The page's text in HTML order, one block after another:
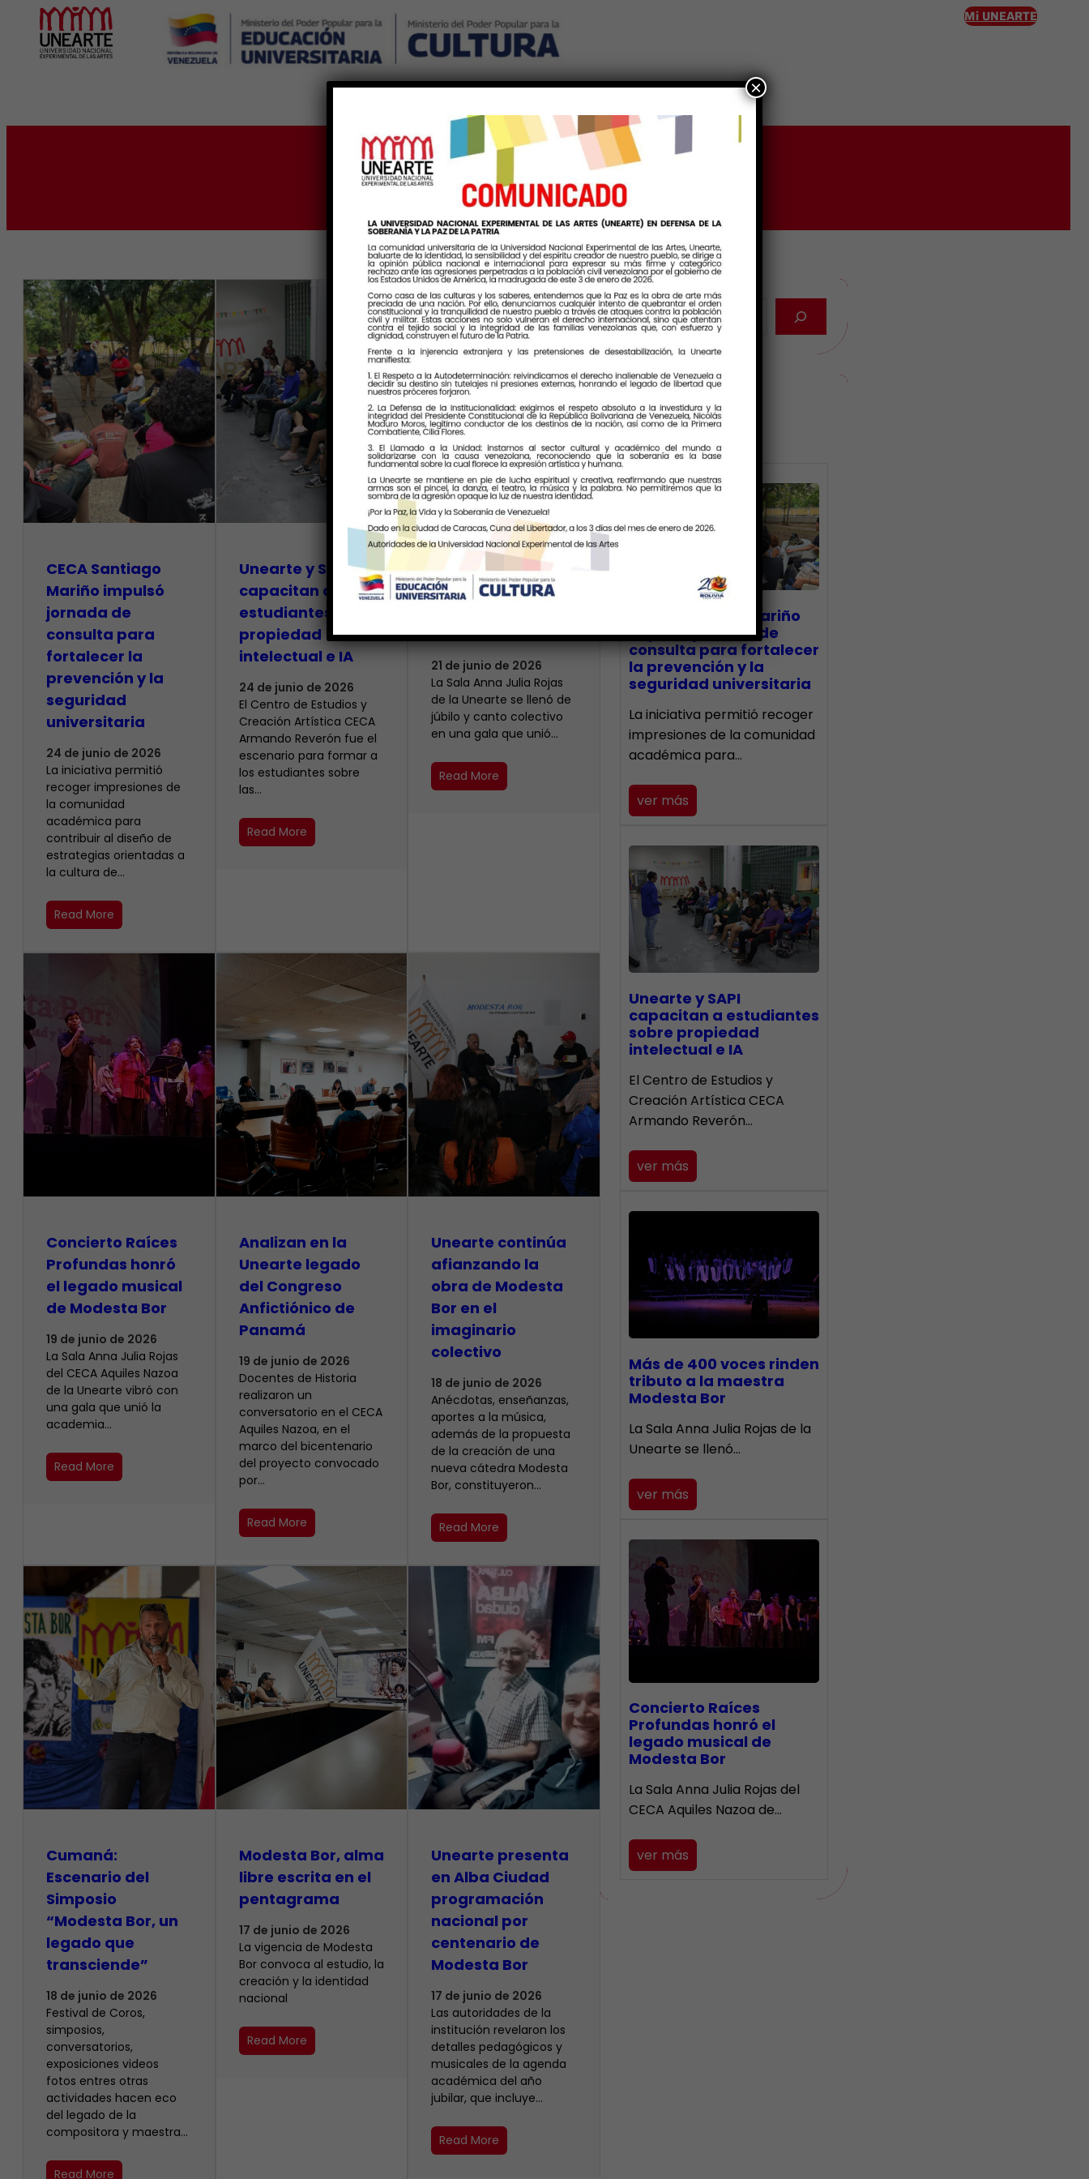
Mi UNEARTE
Ingreso
Etiqueta:MundoArtistico
CECA Santiago
Mariño impulsó
jornada de
consulta para
fortalecer la
prevención y la
seguridad
universitaria
24 de junio de 2026
La iniciativa permitió
recoger impresiones de
la comunidad
académica para
contribuir al diseño de
estrategias orientadas a
la cultura de…
Read More
Unearte y SAPI
capacitan a
estudiantes sobre
propiedad
intelectual e IA
24 de junio de 2026
El Centro de Estudios y
Creación Artística CECA
Armando Reverón fue el
escenario para formar a
los estudiantes sobre
las…
Read More
Más de 400 voces
rinden tributo a la
Bor
21 de junio de 2026
​La Sala Anna Julia Rojas
de la Unearte se llenó de
júbilo y canto colectivo
en una gala que unió…
Read More
​Concierto Raíces
Profundas honró
el legado musical
de Modesta Bor
19 de junio de 2026
La Sala Anna Julia Rojas
del CECA Aquiles Nazoa
de la Unearte vibró con
una gala que unió la
academia…
Read More
Analizan en la
Unearte legado
del Congreso
Anfictiónico de
Panamá
19 de junio de 2026
Docentes de Historia
realizaron un
conversatorio en el CECA
Aquiles Nazoa, en el
marco del bicentenario
del proyecto convocado
por…
Read More
Unearte continúa
afianzando la
obra de Modesta
Bor en el
imaginario
colectivo
18 de junio de 2026
Anécdotas, enseñanzas,
aportes a la música,
además de la propuesta
de la creación de una
nueva cátedra Modesta
Bor, constituyeron…
Read More
Cumaná:
Escenario del
Simposio
“Modesta Bor, un
legado que
transciende”
18 de junio de 2026
Festival de Coros,
simposios,
conversatorios,
exposiciones videos
fotos entres otras
actividades hacen eco
del legado de la
compositora y maestra…
Read More
Modesta Bor, alma
libre escrita en el
pentagrama
17 de junio de 2026
La vigencia de Modesta
Bor convoca al estudio, la
creación y la identidad
nacional
Read More
​Unearte presenta
en Alba Ciudad
programación
nacional por
centenario de
Modesta Bor
17 de junio de 2026
Las autoridades de la
institución revelaron los
detalles pedagógicos y
musicales de la agenda
académica del año
jubilar, que incluye…
Read More
Últimas Noticias
CECA Santiago Mariño
impulsó jornada de
consulta para fortalecer
la prevención y la
seguridad universitaria
La iniciativa permitió recoger
impresiones de la comunidad
académica para…
ver más
Unearte y SAPI
capacitan a estudiantes
sobre propiedad
intelectual e IA
El Centro de Estudios y
Creación Artística CECA
Armando Reverón…
ver más
Más de 400 voces rinden
tributo a la maestra
Modesta Bor
​La Sala Anna Julia Rojas de la
Unearte se llenó…
ver más
​Concierto Raíces
Profundas honró el
legado musical de
Modesta Bor
La Sala Anna Julia Rojas del
CECA Aquiles Nazoa de…
ver más
×